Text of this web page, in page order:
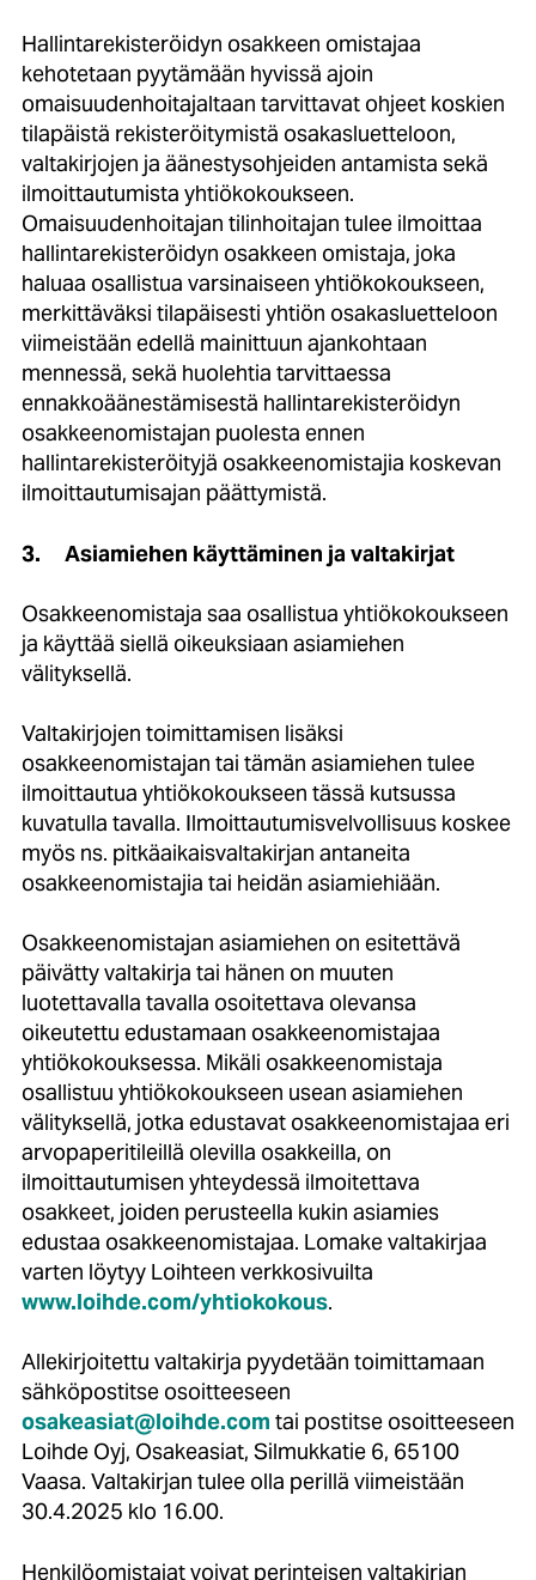
Hallintarekisteröidyn osakkeen omistajaa
kehotetaan pyytämään hyvissä ajoin
omaisuudenhoitajaltaan tarvittavat ohjeet koskien
tilapäistä rekisteröitymistä osakasluetteloon,
valtakirjojen ja äänestysohjeiden antamista sekä
ilmoittautumista yhtiökokoukseen.
Omaisuudenhoitajan tilinhoitajan tulee ilmoittaa
hallintarekisteröidyn osakkeen omistaja, joka
haluaa osallistua varsinaiseen yhtiökokoukseen,
merkittäväksi tilapäisesti yhtiön osakasluetteloon
viimeistään edellä mainittuun ajankohtaan
mennessä, sekä huolehtia tarvittaessa
ennakkoäänestämisestä hallintarekisteröidyn
osakkeenomistajan puolesta ennen
hallintarekisteröityjä osakkeenomistajia koskevan
ilmoittautumisajan päättymistä.
3. Asiamiehen käyttäminen ja valtakirjat
Osakkeenomistaja saa osallistua yhtiökokoukseen
ja käyttää siellä oikeuksiaan asiamiehen
välityksellä.
Valtakirjojen toimittamisen lisäksi
osakkeenomistajan tai tämän asiamiehen tulee
ilmoittautua yhtiökokoukseen tässä kutsussa
kuvatulla tavalla. Ilmoittautumisvelvollisuus koskee
myös ns. pitkäaikaisvaltakirjan antaneita
osakkeenomistajia tai heidän asiamiehiään.
Osakkeenomistajan asiamiehen on esitettävä
päivätty valtakirja tai hänen on muuten
luotettavalla tavalla osoitettava olevansa
oikeutettu edustamaan osakkeenomistajaa
yhtiökokouksessa. Mikäli osakkeenomistaja
osallistuu yhtiökokoukseen usean asiamiehen
välityksellä, jotka edustavat osakkeenomistajaa eri
arvopaperitileillä olevilla osakkeilla, on
ilmoittautumisen yhteydessä ilmoitettava
osakkeet, joiden perusteella kukin asiamies
edustaa osakkeenomistajaa. Lomake valtakirjaa
varten löytyy Loihteen verkkosivuilta
www.loihde.com/yhtiokokous.
Allekirjoitettu valtakirja pyydetään toimittamaan
sähköpostitse osoitteeseen
osakeasiat@loihde.com tai postitse osoitteeseen
Loihde Oyj, Osakeasiat, Silmukkatie 6, 65100
Vaasa. Valtakirjan tulee olla perillä viimeistään
30.4.2025 klo 16.00.
Henkilöomistajat voivat perinteisen valtakirjan